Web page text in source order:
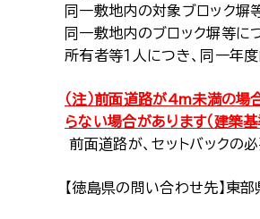
同一敷地内の対象ブロック塀
同一敷地内のブロック塀等に
所有者等１人につき、同一年
（注）前面道路が4m未満の場
らない場合があります（建築
前面道路が、セットバックの
【徳島県の問い合わせ先】